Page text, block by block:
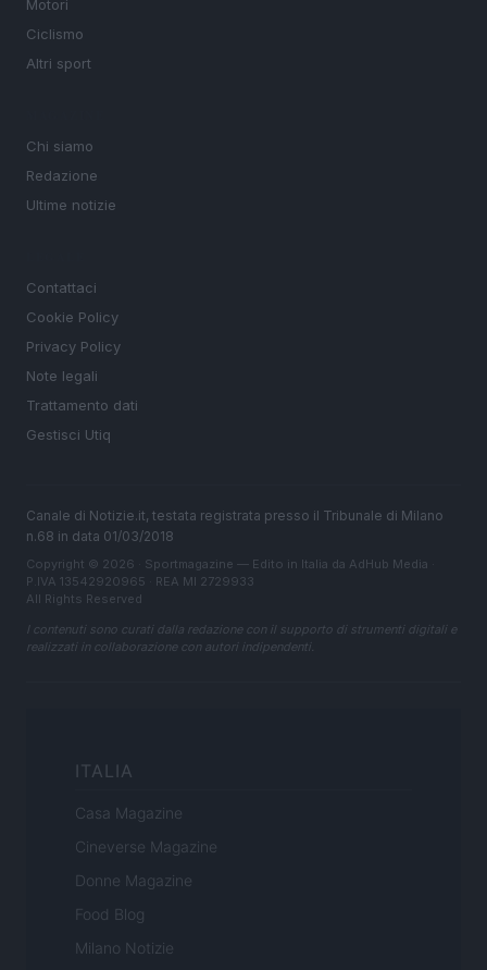
Motori
Ciclismo
Altri sport
Chi siamo
Redazione
Ultime notizie
Contattaci
Cookie Policy
Privacy Policy
Note legali
Trattamento dati
Gestisci Utiq
Canale di Notizie.it, testata registrata presso il Tribunale di Milano
n.68 in data 01/03/2018
Copyright © 2026 · Sportmagazine — Edito in Italia da AdHub Media
P.IVA 13542920965 · REA MI 2729933
All Rights Reserved
I contenuti sono curati dalla redazione con il supporto di strumenti digitali e
realizzati in collaborazione con autori indipendenti.
ITALIA
Casa Magazine
Cineverse Magazine
Donne Magazine
Food Blog
Milano Notizie